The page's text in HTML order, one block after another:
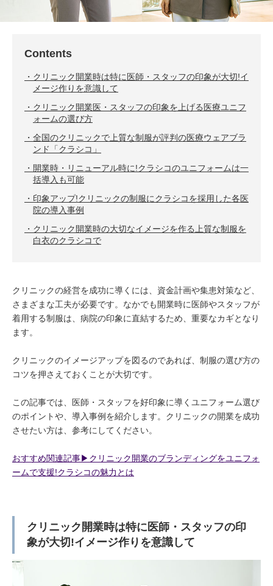
Contents
クリニック開業時は特に医師・スタッフの印象が大切!イ
メージ作りを意識して
クリニック開業医・スタッフの印象を上げる医療ユニフ
ォームの選び方
全国のクリニックで上質な制服が評判の医療ウェアブラ
ンド「クラシコ」
開業時・リニューアル時に!クラシコのユニフォームは一
括導入も可能
印象アップ!クリニックの制服にクラシコを採用した各医
院の導入事例
クリニック開業時の大切なイメージを作る上質な制服を
白衣のクラシコで
クリニックの経営を成功に導くには、資金計画や集患対策など、
さまざまな工夫が必要です。なかでも開業時に医師やスタッフが
着用する制服は、病院の印象に直結するため、重要なカギとなり
ます。
クリニックのイメージアップを図るのであれば、制服の選び方の
コツを押さえておくことが大切です。
この記事では、医師・スタッフを好印象に導くユニフォーム選び
のポイントや、導入事例を紹介します。クリニックの開業を成功
させたい方は、参考にしてください。
おすすめ関連記事▶︎クリニック開業のブランディングをユニフォ
ームで支援!クラシコの魅力とは
クリニック開業時は特に医師・スタッフの印
象が大切!イメージ作りを意識して